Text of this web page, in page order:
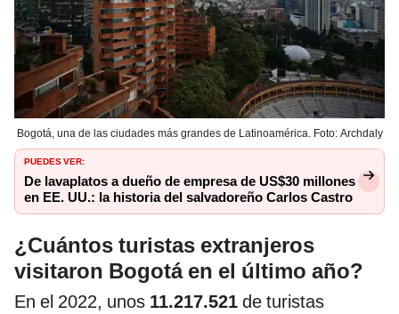
Bogotá, una de las ciudades más grandes de Latinoamérica. Foto: Archdaly
PUEDES VER:
De lavaplatos a dueño de empresa de US$30 millones
en EE. UU.: la historia del salvadoreño Carlos Castro
¿Cuántos turistas extranjeros
visitaron Bogotá en el último año?
En el 2022, unos 11.217.521 de turistas